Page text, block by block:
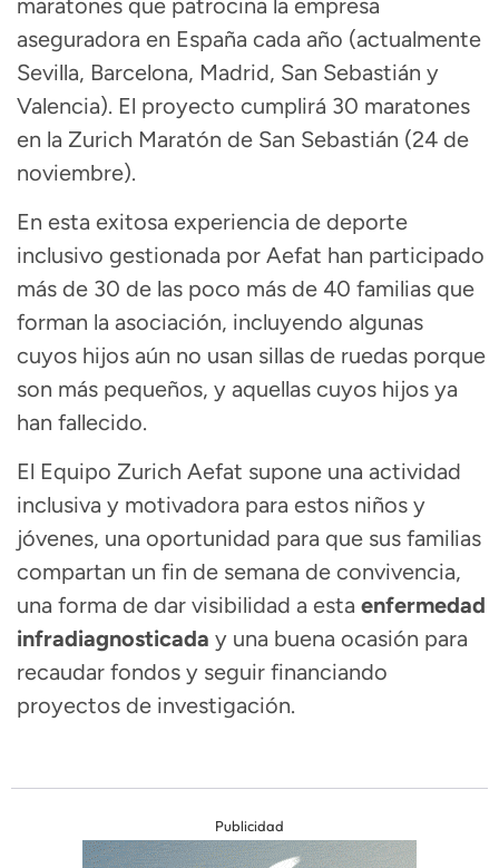
aseguradora en España cada año (actualmente
Sevilla, Barcelona, Madrid, San Sebastián y
Valencia). El proyecto cumplirá 30 maratones
en la Zurich Maratón de San Sebastián (24 de
noviembre).
En esta exitosa experiencia de deporte
inclusivo gestionada por Aefat han participado
más de 30 de las poco más de 40 familias que
forman la asociación, incluyendo algunas
cuyos hijos aún no usan sillas de ruedas porque
son más pequeños, y aquellas cuyos hijos ya
han fallecido.
El Equipo Zurich Aefat supone una actividad
inclusiva y motivadora para estos niños y
jóvenes, una oportunidad para que sus familias
compartan un fin de semana de convivencia,
una forma de dar visibilidad a esta enfermedad
infradiagnosticada y una buena ocasión para
recaudar fondos y seguir financiando
proyectos de investigación.
Publicidad